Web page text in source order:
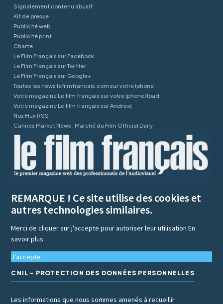
Signalement contenu abusif
Kit de presse
Publicité web
Publicité print
Charte
Le Film Français sur Facebook
Le Film Français sur Twitter
Le Film Français sur Google+
Toutes les news lefilmfrancais.com sur votre Iphone
Votre magazine Le film français sur votre Iphone/Ipad
Votre magazine Le film français sur Android
Nos Flux RSS
Cannes Market News : Marché du Film Official Daily
REMARQUE ! Ce site utilise des cookies et
autres technologies similaires.
Merci de cliquer sur j'accepte pour autoriser leur utilisationEn
savoir plus
J'accepte
CNIL - PROTECTION DES DONNÉES PERSONNELLES
Les informations que nous sommes amenés à recueillir